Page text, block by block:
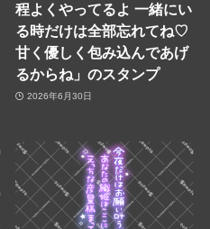
程よくやってるよ 一緒にい
る時だけは全部忘れてね♡
甘く優しく包み込んであげ
るからね」のスタンプ
2026年6月30日